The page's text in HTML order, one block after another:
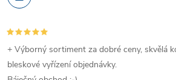
+ Výborný sortiment za dobré ceny, skvělá
bleskové vyřízení objednávky.